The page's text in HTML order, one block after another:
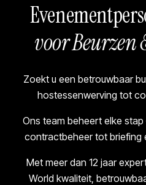
voor Beurzen
Zoekt u een betrouwbaar
hostessenwerving tot
Ons team beheert elke
contractbeheer tot briefing
Met meer dan 12 jaar
World kwaliteit,